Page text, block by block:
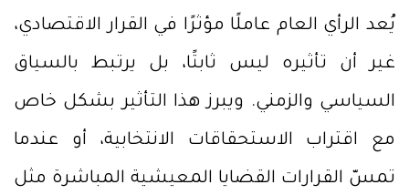
يُعد الرأي العام عاملًا مؤثرًا في القرار الاقتصادي،
غير أن تأثيره ليس ثابتًا، بل يرتبط بالسياق
السياسي والزمني. ويبرز هذا التأثير بشكل خاص
مع اقتراب الاستحقاقات الانتخابية، أو عندما
تمسّ القرارات القضايا المعيشية المباشرة مثل